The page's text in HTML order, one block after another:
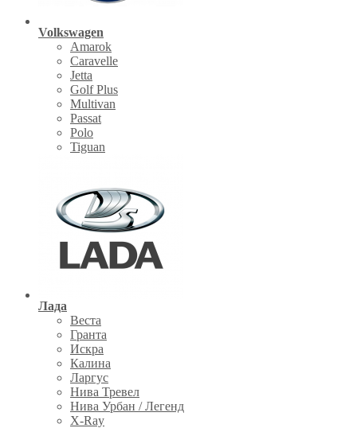
Volkswagen
Amarok
Caravelle
Jetta
Golf Plus
Multivan
Passat
Polo
Tiguan
Лада
Веста
Гранта
Искра
Калина
Ларгус
Нива Тревел
Нива Урбан / Легенд
X-Ray